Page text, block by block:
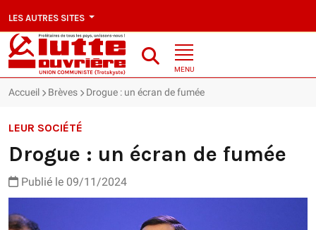
LES AUTRES SITES
MENU
Accueil Brèves Drogue : un écran de fumée
LEUR SOCIÉTÉ
Drogue : un écran de fumée
Publié le 09/11/2024